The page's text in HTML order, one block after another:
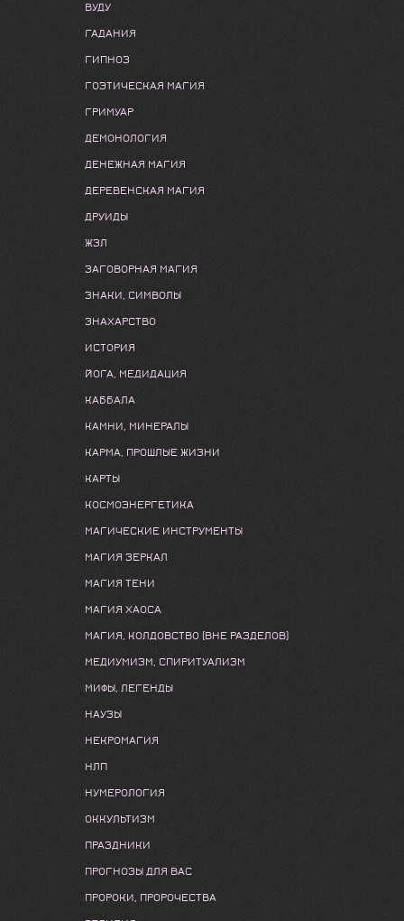
ВУДУ
ГАДАНИЯ
ГИПНОЗ
ГОЭТИЧЕСКАЯ МАГИЯ
ГРИМУАР
ДЕМОНОЛОГИЯ
ДЕНЕЖНАЯ МАГИЯ
ДЕРЕВЕНСКАЯ МАГИЯ
ДРУИДЫ
ЖЗЛ
ЗАГОВОРНАЯ МАГИЯ
ЗНАКИ, СИМВОЛЫ
ЗНАХАРСТВО
ИСТОРИЯ
ЙОГА, МЕДИДАЦИЯ
КАББАЛА
КАМНИ, МИНЕРАЛЫ
КАРМА, ПРОШЛЫЕ ЖИЗНИ
КАРТЫ
КОСМОЭНЕРГЕТИКА
МАГИЧЕСКИЕ ИНСТРУМЕНТЫ
МАГИЯ ЗЕРКАЛ
МАГИЯ ТЕНИ
МАГИЯ ХАОСА
МАГИЯ, КОЛДОВСТВО (ВНЕ РАЗДЕЛОВ)
МЕДИУМИЗМ, СПИРИТУАЛИЗМ
МИФЫ, ЛЕГЕНДЫ
НАУЗЫ
НЕКРОМАГИЯ
НЛП
НУМЕРОЛОГИЯ
ОККУЛЬТИЗМ
ПРАЗДНИКИ
ПРОГНОЗЫ ДЛЯ ВАС
ПРОРОКИ, ПРОРОЧЕСТВА